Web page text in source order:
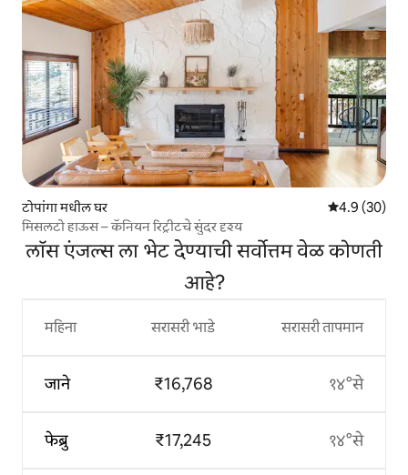
टोपांगा मधील घर 5 पैकी 4.9
4.9 (30)
मिसलटो हाऊस – कॅनियन रिट्रीटचे सुंदर दृश्य
लॉस एंजल्स ला भेट देण्याची सर्वोत्तम वेळ कोणती
आहे?
महिना
जाने
फेब्रु
सरासरी भाडे
₹16,768
₹17,245
सरासरी तापमान
१४°से
१४°से